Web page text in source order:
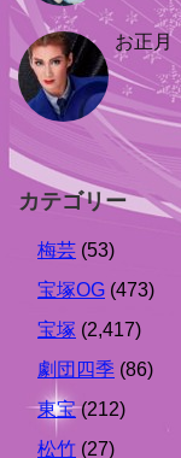
お正
カテゴリー
梅芸 (53)
宝塚OG (473)
宝塚 (2,417)
劇団四季 (86)
東宝(212)
松竹 (27)